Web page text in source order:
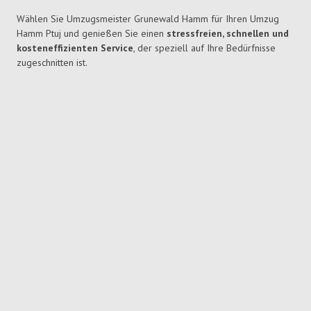
Wählen Sie Umzugsmeister Grunewald Hamm für Ihren Umzug
Hamm Ptuj und genießen Sie einen stressfreien, schnellen und
kosteneffizienten Service, der speziell auf Ihre Bedürfnisse
zugeschnitten ist.